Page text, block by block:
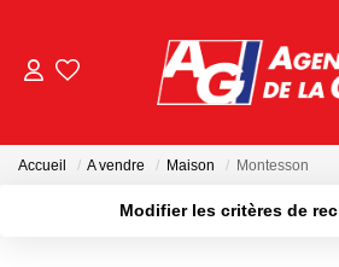
Accueil A vendre Maison Montesson
Modifier les critères de